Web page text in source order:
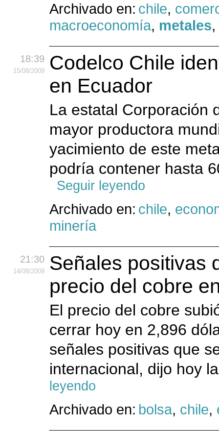
Archivado en: chile,
macroeconomía, metales,
18:39
15/08/2009
Codelco Chile
en Ecuador
La estatal Corporación
mayor productora
yacimiento de este
podría contener hasta
Seguir leyendo
Archivado en: chile,
minería
21:30
14/08/2009
Señales positivas
precio del cobre
El precio del cobre
cerrar hoy en 2,896
señales positivas que
internacional, dijo hoy
leyendo
Archivado en: bolsa, chile,